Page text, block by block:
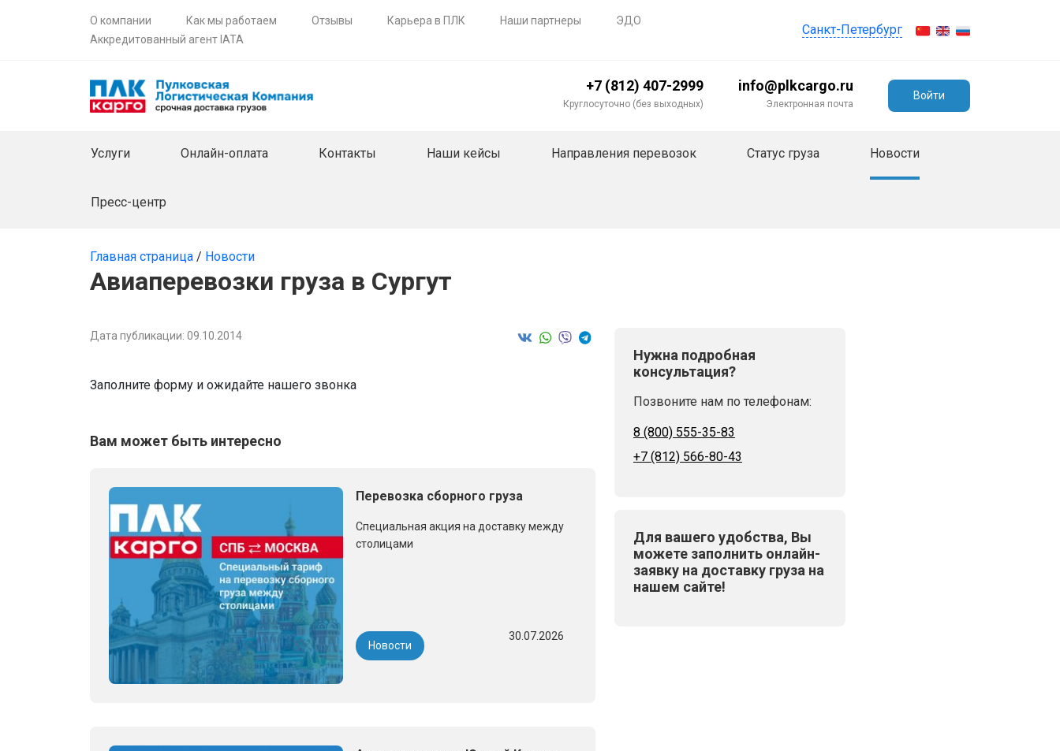
О компании Как мы работаем Отзывы Карьера в ПЛК Наши партнеры
ЭДО
Аккредитованный агент IATA
Санкт-Петербург
+7 (812) 407-2999
Круглосуточно (без выходных)
info@plkcargo.ru
Электронная почта
Войти
Услуги Онлайн-оплата Контакты Наши кейсы Направления перевозок Статус груза Новости
Пресс-центр
Главная страница / Новости
Авиаперевозки груза в Сургут
Дата публикации: 09.10.2014
Заполните форму и ожидайте нашего звонка
Вам может быть интересно
Перевозка сборного груза
Специальная акция на доставку между
столицами
Новости
30.07.2026
Нужна подробная
консультация?
Позвоните нам по телефонам:
8 (800) 555-35-83
+7 (812) 566-80-43
Для вашего удобства, Вы
можете заполнить онлайн-
заявку на доставку груза на
нашем сайте!